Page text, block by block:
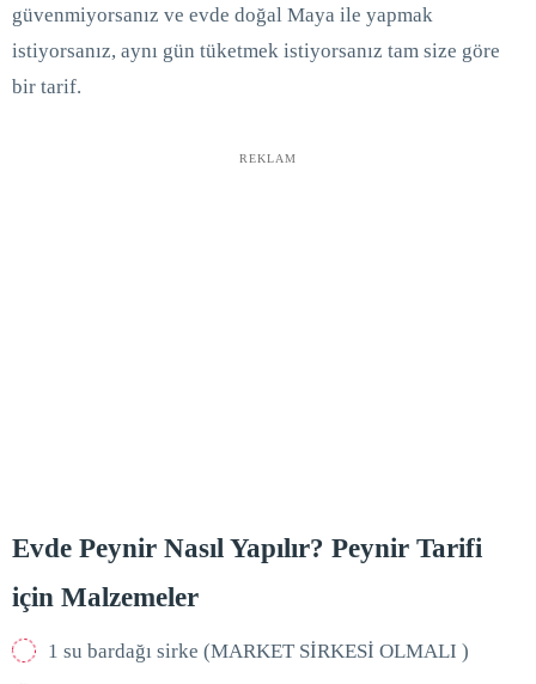
güvenmiyorsanız ve evde doğal Maya ile yapmak
istiyorsanız, aynı gün tüketmek istiyorsanız tam size göre
bir tarif.
REKLAM
Evde Peynir Nasıl Yapılır? Peynir Tarifi
için Malzemeler
1 su bardağı sirke (MARKET SİRKESİ OLMALI )